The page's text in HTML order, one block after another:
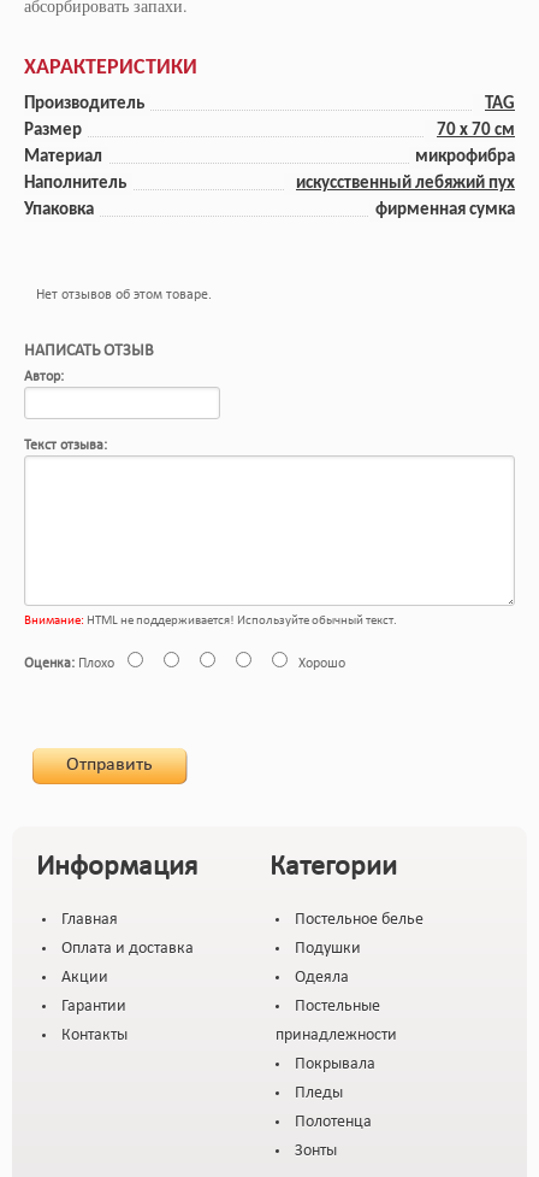
абсорбировать запахи.
ХАРАКТЕРИСТИКИ
Производитель
TAG
Размер
70 x 70 cм
Материал
микрофибра
Наполнитель
искусственный лебяжий пух
Упаковка
фирменная сумка
Нет отзывов об этом товаре.
НАПИСАТЬ ОТЗЫВ
Автор:
Текст отзыва:
Внимание: HTML не поддерживается! Используйте обычный текст.
Оценка: Плохо Хорошо
Отправить
Информация
Главная
Оплата и доставка
Акции
Гарантии
Контакты
Категории
Постельное белье
Подушки
Одеяла
Постельные
принадлежности
Покрывала
Пледы
Полотенца
Зонты